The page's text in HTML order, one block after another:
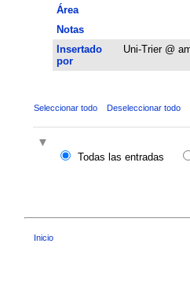
Área
Notas
Insertado
por
Uni-Trier @
Seleccionar todo Deseleccionar todo
Todas las entradas
Inicio